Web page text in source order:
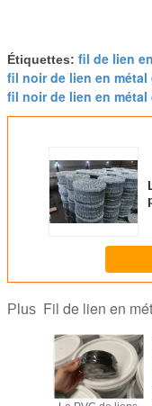
Étiquettes: fil de lien
fil noir de lien en métal
fil noir de lien en métal
Plus Fil de lien en